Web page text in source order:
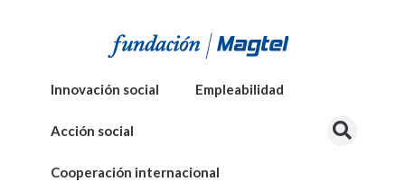
Innovación social Empleabilidad
Acción social
Cooperación internacional